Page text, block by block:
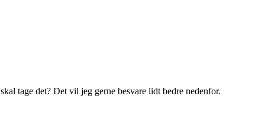
tage det? Det vil jeg gerne besvare lidt bedre nedenfor.